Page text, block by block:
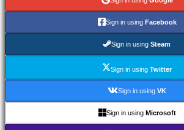
Παιχνίδια
Παιχνίδια
Παιχνίδια
Παιχνίδια
Παιχνίδια
Racing
Sign in using Facebook
Sign in using Steam
Sign in usingTwitter
Sign in using VK
Sign in using Microsoft